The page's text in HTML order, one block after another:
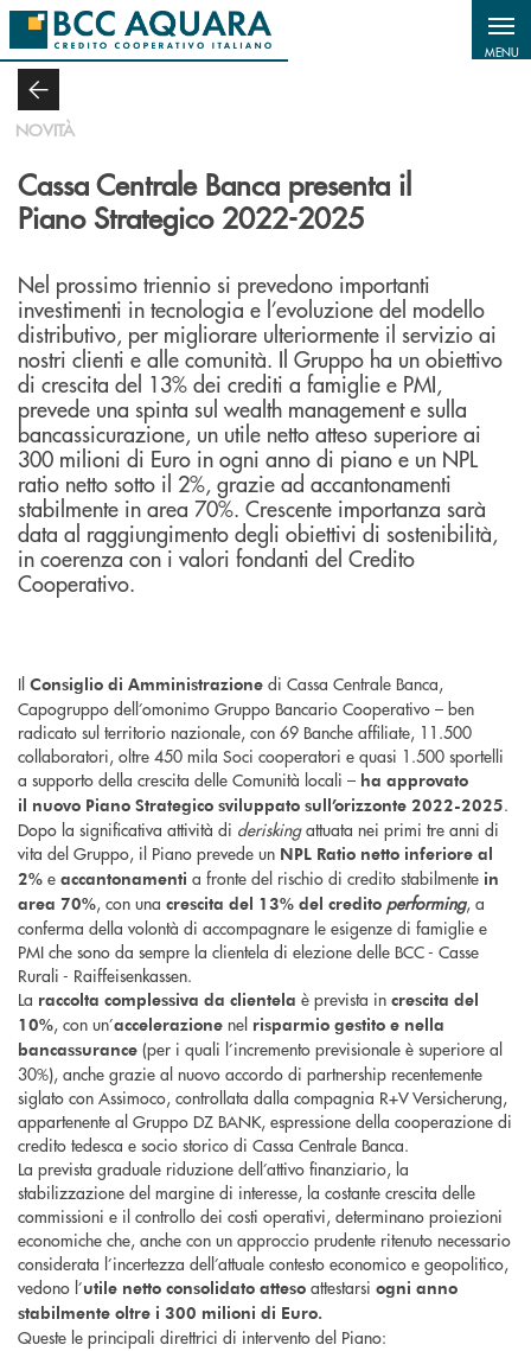
Salta al contenuto principale
MENU
NOVITÀ
Cassa Centrale Banca presenta il
Piano Strategico 2022-2025
Nel prossimo triennio si prevedono importanti
investimenti in tecnologia e l’evoluzione del modello
distributivo, per migliorare ulteriormente il servizio ai
nostri clienti e alle comunità. Il Gruppo ha un obiettivo
di crescita del 13% dei crediti a famiglie e PMI,
prevede una spinta sul wealth management e sulla
bancassicurazione, un utile netto atteso superiore ai
300 milioni di Euro in ogni anno di piano e un NPL
ratio netto sotto il 2%, grazie ad accantonamenti
stabilmente in area 70%. Crescente importanza sarà
data al raggiungimento degli obiettivi di sostenibilità,
in coerenza con i valori fondanti del Credito
Cooperativo.
Il Consiglio di Amministrazione di Cassa Centrale Banca,
Capogruppo dell’omonimo Gruppo Bancario Cooperativo – ben
radicato sul territorio nazionale, con 69 Banche affiliate, 11.500
collaboratori, oltre 450 mila Soci cooperatori e quasi 1.500 sportelli
a supporto della crescita delle Comunità locali – ha approvato
il nuovo Piano Strategico sviluppato sull’orizzonte 2022-2025.
Dopo la significativa attività di deriskingattuata nei primi tre anni di
vita del Gruppo, il Piano prevede un NPL Ratio netto inferiore al
2% e accantonamenti a fronte del rischio di credito stabilmente in
area 70%, con una crescita del 13% del credito performing, a
conferma della volontà di accompagnare le esigenze di famiglie e
PMI che sono da sempre la clientela di elezione delle BCC - Casse
Rurali - Raiffeisenkassen.
La raccolta complessiva da clientela è prevista in crescita del
10%, con un’accelerazione nel risparmio gestito e nella
bancassurance (per i quali l’incremento previsionale è superiore al
30%), anche grazie al nuovo accordo di partnership recentemente
siglato con Assimoco, controllata dalla compagnia R+V Versicherung,
appartenente al Gruppo DZ BANK, espressione della cooperazione di
credito tedesca e socio storico di Cassa Centrale Banca.
La prevista graduale riduzione dell’attivo finanziario, la
stabilizzazione del margine di interesse, la costante crescita delle
commissioni e il controllo dei costi operativi, determinano proiezioni
economiche che, anche con un approccio prudente ritenuto necessario
considerata l’incertezza dell’attuale contesto economico e geopolitico,
vedono l’utile netto consolidato atteso attestarsi ogni anno
stabilmente oltre i 300 milioni di Euro.
Queste le principali direttrici di intervento del Piano: